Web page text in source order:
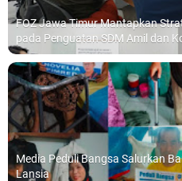
FOZ Jawa Timur Mantapkan
pada Penguatan SDM Amil dan
Media Peduli Bangsa Salurkan
Lansia